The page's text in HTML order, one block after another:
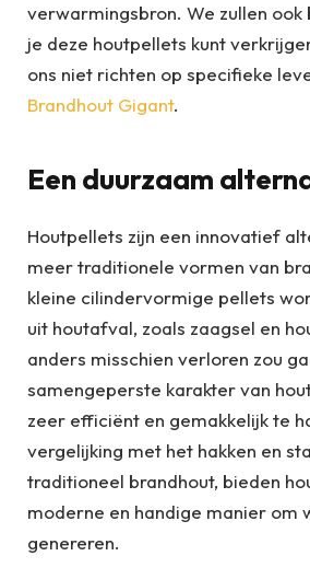
verwarmingsbron. We zullen ook
je deze houtpellets kunt
ons niet richten op specifieke
Brandhout Gigant.
Een duurzaam
Houtpellets zijn een innovatief
meer traditionele vormen van
kleine cilindervormige pellets
uit houtafval, zoals zaagsel en
anders misschien verloren zou
samengeperste karakter van
zeer efficiënt en gemakkelijk te
vergelijking met het hakken en
traditioneel brandhout, bieden
moderne en handige manier om
genereren.